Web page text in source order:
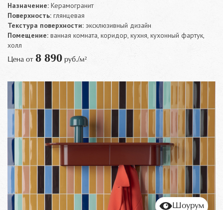
Назначение: Керамогранит
Поверхность: глянцевая
Текстура поверхности: эксклюзивный дизайн
Помещение: ванная комната, коридор, кухня, кухонный фартук,
холл
Цена от 8 890 руб./м²
Шоурум